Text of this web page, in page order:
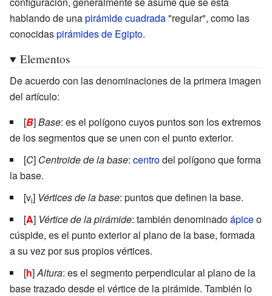
hablando de unapirámide cuadrada"regular", como las
conocidaspirámides de Egipto.
Elementos
De acuerdo con las denominaciones de la primera imagen
del artículo:
[B]Base: es el polígono cuyos puntos son los extremos
de los segmentos que se unen con el punto exterior.
[C] Centroide de la base: centrodel polígono que forma
la base.
[vi] Vértices de la base: puntos que definen la base.
[A] Vértice de la pirámide: también denominadoápiceo
cúspide, es el punto exterior al plano de la base, formada
a su vez por sus propios vértices.
[h]Altura: es el segmento perpendicular al plano de la
base trazado desde el vértice de la pirámide. También lo